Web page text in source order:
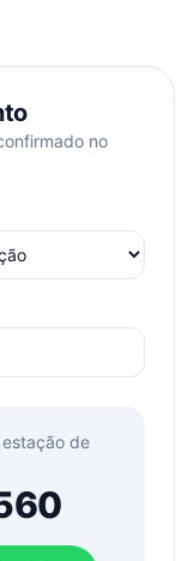
no
de